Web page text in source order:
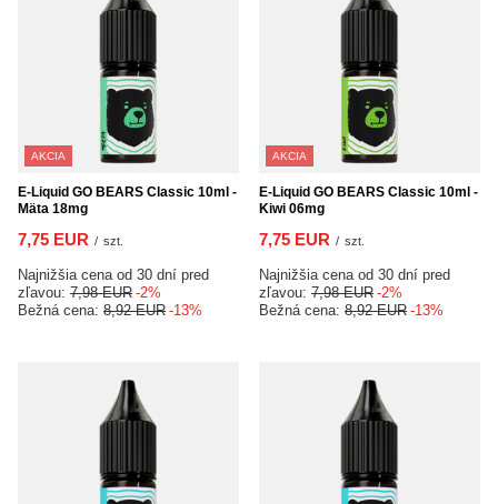
AKCIA
E-Liquid GO BEARS Classic 10ml -
Mäta 18mg
7,75 EUR / szt.
Najnižšia cena od 30 dní pred
zľavou: 7,98 EUR -2%
Bežná cena: 8,92 EUR -13%
AKCIA
E-Liquid GO BEARS Classic 10ml -
Kiwi 06mg
7,75 EUR / szt.
Najnižšia cena od 30 dní pred
zľavou: 7,98 EUR -2%
Bežná cena: 8,92 EUR -13%